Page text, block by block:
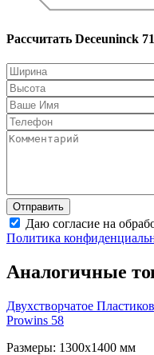
Рассчитать Deceuninck 71
Даю согласие на
Политика
Аналогичные
Двухстворчатое
Prowins 58
Размеры: 1300x1400 мм